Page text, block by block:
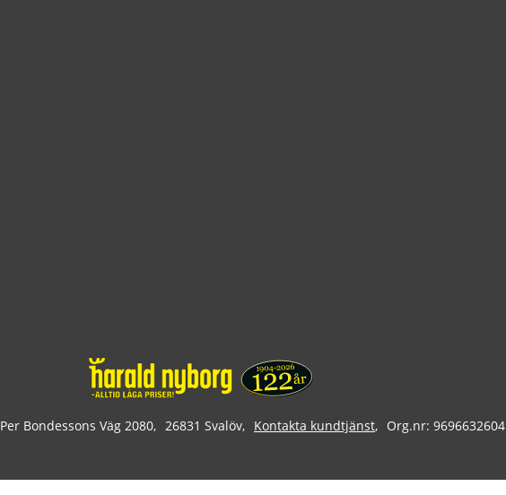
Per Bondessons Väg 2080 26831 Svalöv Kontakta kundtjänst Org.nr: 9696632604